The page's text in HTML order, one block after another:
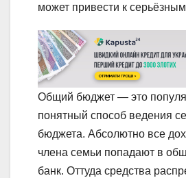
может привести к
Общий бюджет — это
понятный способ ведения
бюджета. Абсолютно все
члена семьи попадают в
банк. Оттуда средства